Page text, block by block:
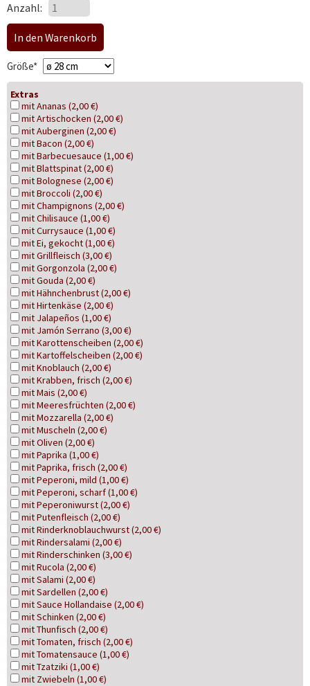
Anzahl:
Pflichtfeld
Größe*
Extras
mit Ananas (2,00 €)
mit Artischocken (2,00 €)
mit Auberginen (2,00 €)
mit Bacon (2,00 €)
mit Barbecuesauce (1,00 €)
mit Blattspinat (2,00 €)
mit Bolognese (2,00 €)
mit Broccoli (2,00 €)
mit Champignons (2,00 €)
mit Chilisauce (1,00 €)
mit Currysauce (1,00 €)
mit Ei, gekocht (1,00 €)
mit Grillfleisch (3,00 €)
mit Gorgonzola (2,00 €)
mit Gouda (2,00 €)
mit Hähnchenbrust (2,00 €)
mit Hirtenkäse (2,00 €)
mit Jalapeños (1,00 €)
mit Jamón Serrano (3,00 €)
mit Karottenscheiben (2,00 €)
mit Kartoffelscheiben (2,00 €)
mit Knoblauch (2,00 €)
mit Krabben, frisch (2,00 €)
mit Mais (2,00 €)
mit Meeresfrüchten (2,00 €)
mit Mozzarella (2,00 €)
mit Muscheln (2,00 €)
mit Oliven (2,00 €)
mit Paprika (1,00 €)
mit Paprika, frisch (2,00 €)
mit Peperoni, mild (1,00 €)
mit Peperoni, scharf (1,00 €)
mit Peperoniwurst (2,00 €)
mit Putenfleisch (2,00 €)
mit Rinderknoblauchwurst (2,00 €)
mit Rindersalami (2,00 €)
mit Rinderschinken (3,00 €)
mit Rucola (2,00 €)
mit Salami (2,00 €)
mit Sardellen (2,00 €)
mit Sauce Hollandaise (2,00 €)
mit Schinken (2,00 €)
mit Thunfisch (2,00 €)
mit Tomaten, frisch (2,00 €)
mit Tomatensauce (1,00 €)
mit Tzatziki (1,00 €)
mit Zwiebeln (1,00 €)